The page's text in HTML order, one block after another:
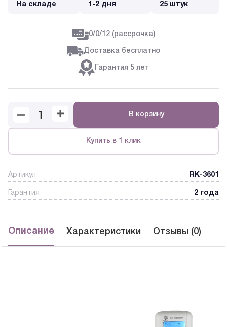
На складе
1-2 дня
25 штук
0/0/12 (рассрочка)
Доставка бесплатно
Гарантия 5 лет
В корзину
Купить в 1 клик
Артикул RK-3601
Гарантия 2 года
Описание Характеристики Отзывы (0)